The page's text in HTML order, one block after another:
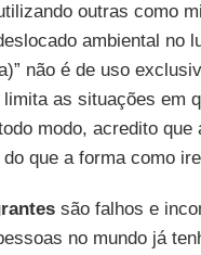
outras como
ambiental no
não é de uso
as situações em
modo, acredito
que a forma como
são falhos e
no mundo já